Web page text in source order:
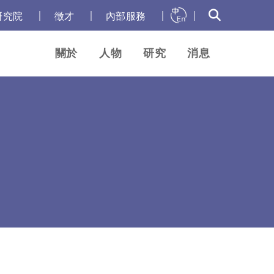
究院 徵才 內部服務
關於 人物 研究 消息